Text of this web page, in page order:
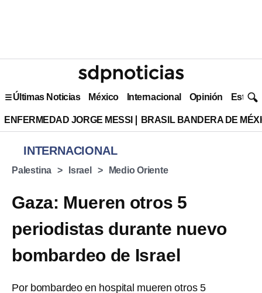
Últimas Noticias México Internacional Opinión Estilo
ENFERMEDAD JORGE MESSI BRASIL BANDERA DE
INTERNACIONAL
Palestina Israel Medio Oriente
Gaza: Mueren otros 5
periodistas durante nuevo
bombardeo de Israel
Por bombardeo en hospital mueren otros 5